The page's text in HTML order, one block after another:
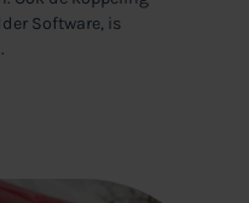
Software, is